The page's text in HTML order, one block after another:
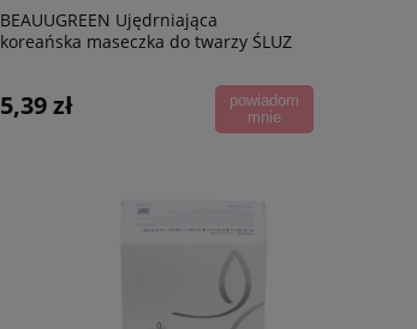
BEAUUGREEN Ujędrniająca
koreańska maseczka do twarzy ŚLUZ
5,39 zł
powiadom
mnie